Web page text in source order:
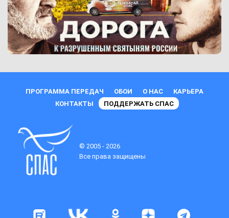
ПРОГРАММА ПЕРЕДАЧ ОБОИ О НАС
КАРЬЕРА
КОНТАКТЫ
ПОДДЕРЖАТЬ СПАС
© 2005 - 2026
Все права защищены